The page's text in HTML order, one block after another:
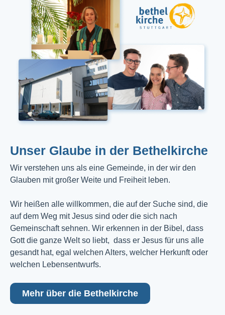
Unser Glaube in der Bethelkirche
Wir verstehen uns als eine Gemeinde, in der wir den
Glauben mit großer Weite und Freiheit leben.
Wir heißen alle willkommen, die auf der Suche sind, die
auf dem Weg mit Jesus sind oder die sich nach
Gemeinschaft sehnen. Wir erkennen in der Bibel, dass
Gott die ganze Welt so liebt, dass er Jesus für uns alle
gesandt hat, egal welchen Alters, welcher Herkunft oder
welchen Lebensentwurfs.
Mehr über die Bethelkirche